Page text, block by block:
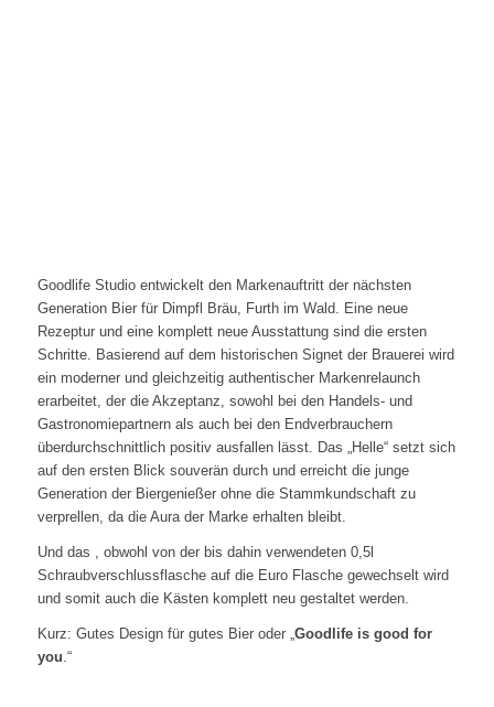
Goodlife Studio entwickelt den Markenauftritt der nächsten
Generation Bier für Dimpfl Bräu, Furth im Wald. Eine neue
Rezeptur und eine komplett neue Ausstattung sind die ersten
Schritte. Basierend auf dem historischen Signet der Brauerei wird
ein moderner und gleichzeitig authentischer Markenrelaunch
erarbeitet, der die Akzeptanz, sowohl bei den Handels- und
Gastronomiepartnern als auch bei den Endverbrauchern
überdurchschnittlich positiv ausfallen lässt. Das „Helle“ setzt sich
auf den ersten Blick souverän durch und erreicht die junge
Generation der Biergenießer ohne die Stammkundschaft zu
verprellen, da die Aura der Marke erhalten bleibt.
Und das , obwohl von der bis dahin verwendeten 0,5l
Schraubverschlussflasche auf die Euro Flasche gewechselt wird
und somit auch die Kästen komplett neu gestaltet werden.
Kurz: Gutes Design für gutes Bier oder „ Goodlife is good for
you .“